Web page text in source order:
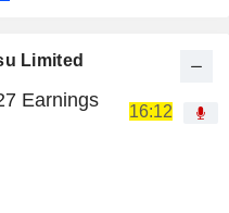
Limited
Earnings
16:12